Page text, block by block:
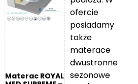
044 zł
Materac ROYAL
ofercie
posiadamy
także
materace
dwustronne
sezonowe